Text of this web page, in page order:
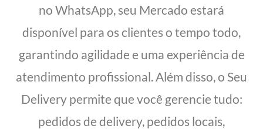
no WhatsApp, seu Mercado estará
disponível para os clientes o tempo todo,
garantindo agilidade e uma experiência de
atendimento profissional. Além disso, o Seu
Delivery permite que você gerencie tudo:
pedidos de delivery, pedidos locais,